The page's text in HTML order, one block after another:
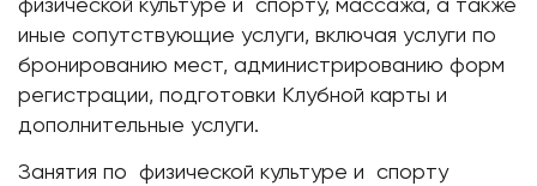
физической культуре и спорту, массажа, а также
иные сопутствующие услуги, включая услуги по
бронированию мест, администрированию форм
регистрации, подготовки Клубной карты и
дополнительные услуги.
Занятия по физической культуре и спорту